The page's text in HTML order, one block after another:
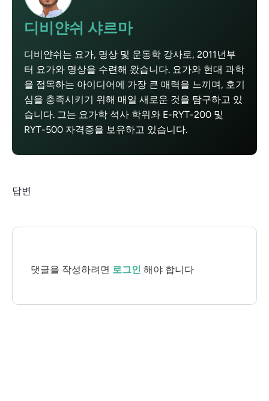
디비얀쉬 샤르마
디비얀쉬는 요가, 명상 및 운동학 강사로, 2011년부
터 요가와 명상을 수련해 왔습니다. 요가와 현대 과학
을 접목하는 아이디어에 가장 큰 매력을 느끼며, 호기
심을 충족시키기 위해 매일 새로운 것을 탐구하고 있
습니다. 그는 요가학 석사 학위와 E-RYT-200 및
RYT-500 자격증을 보유하고 있습니다.
답변
댓글을 작성하려면 로그인 해야 합니다